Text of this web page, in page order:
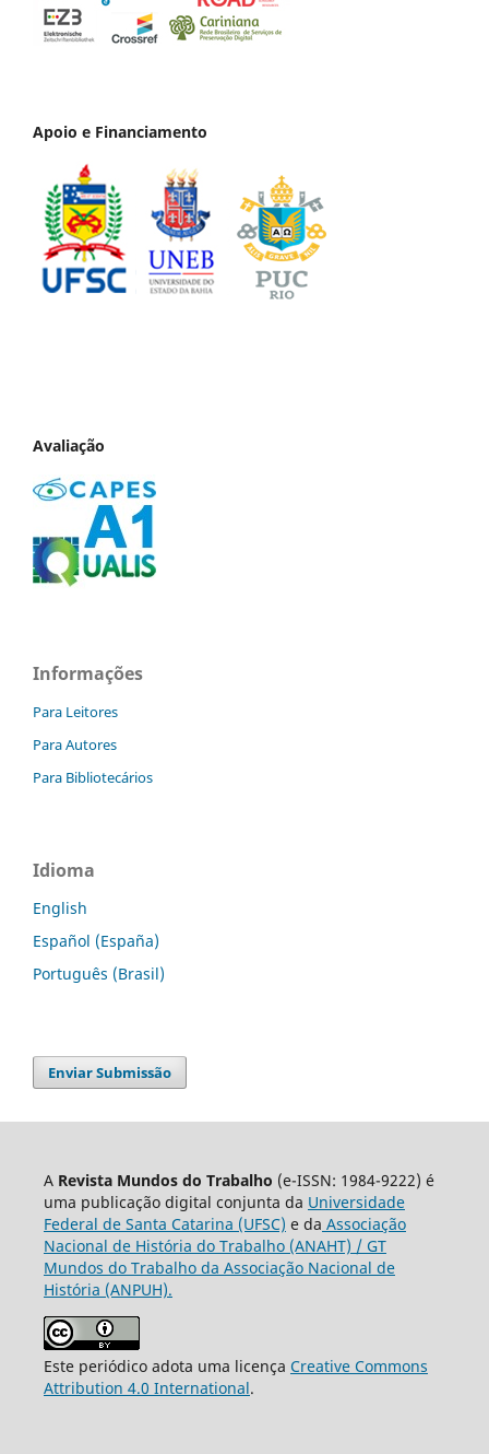
Apoio e Financiamento
Avaliação
Informações
Para Leitores
Para Autores
Para Bibliotecários
Idioma
English
Español (España)
Português (Brasil)
Enviar Submissão
A Revista Mundos do Trabalho (e-ISSN: 1984-9222) é
uma publicação digital conjunta da Universidade
Federal de Santa Catarina (UFSC) e da Associação
Nacional de História do Trabalho (ANAHT) / GT
Mundos do Trabalho da Associação Nacional de
História (ANPUH).
Este periódico adota uma licença Creative Commons
Attribution 4.0 International.